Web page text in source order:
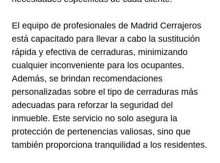
El equipo de profesionales de Madrid Cerrajeros
está capacitado para llevar a cabo la sustitución
rápida y efectiva de cerraduras, minimizando
cualquier inconveniente para los ocupantes.
Además, se brindan recomendaciones
personalizadas sobre el tipo de cerraduras más
adecuadas para reforzar la seguridad del
inmueble. Este servicio no solo asegura la
protección de pertenencias valiosas, sino que
también proporciona tranquilidad a los residentes.